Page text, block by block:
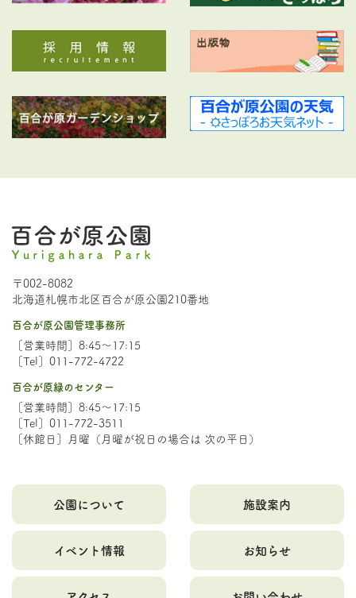
〒002-8082
北海道札幌市北区百合が原公園210番地
百合が原公園管理事務所
［営業時間］8:45～17:15
［Tel］011-772-4722
百合が原緑のセンター
［営業時間］8:45～17:15
［Tel］011-772-3511
［休館日］月曜（月曜が祝日の場合は 次の平日）
公園について 施設案内
イベント情報 お知らせ